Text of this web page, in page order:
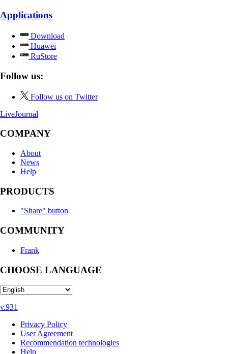
Applications
Download
Huawei
RuStore
Follow us:
Follow us on Twitter
LiveJournal
COMPANY
About
News
Help
PRODUCTS
"Share" button
COMMUNITY
Frank
CHOOSE LANGUAGE
v.931
Privacy Policy
User Agreement
Recommendation technologies
Help